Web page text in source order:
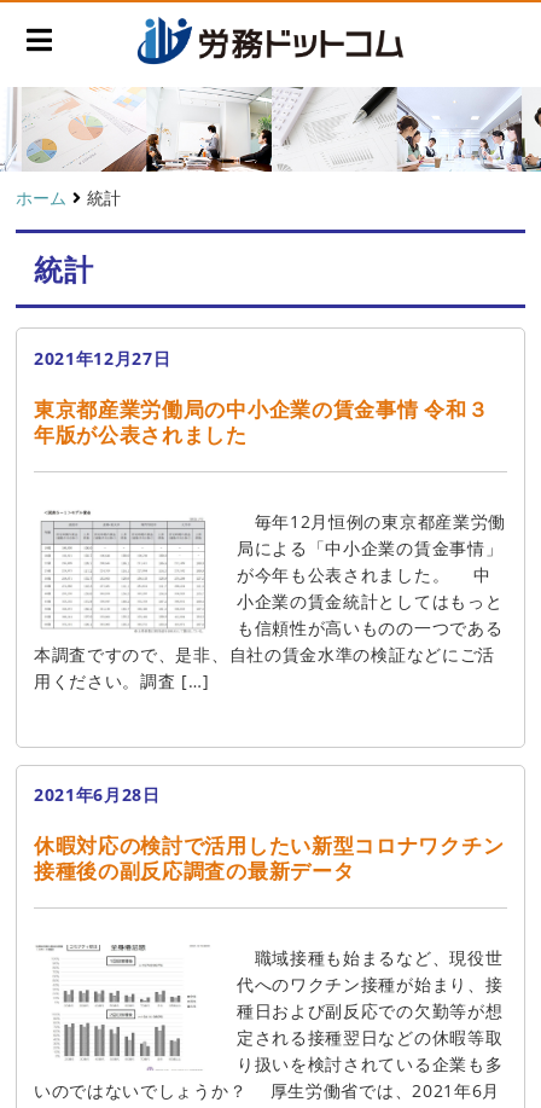
ホーム 統計
統計
2021年12月27日
東京都産業労働局の中小企業の賃金事情 令和３
年版が公表されました
毎年12月恒例の東京都産業労働
局による「中小企業の賃金事情」
が今年も公表されました。 中
小企業の賃金統計としてはもっと
も信頼性が高いものの一つである
本調査ですので、是非、自社の賃金水準の検証などにご活
用ください。調査 […]
2021年6月28日
休暇対応の検討で活用したい新型コロナワクチン
接種後の副反応調査の最新データ
職域接種も始まるなど、現役世
代へのワクチン接種が始まり、接
種日および副反応での欠勤等が想
定される接種翌日などの休暇等取
り扱いを検討されている企業も多
いのではないでしょうか？ 厚生労働省では、2021年6月